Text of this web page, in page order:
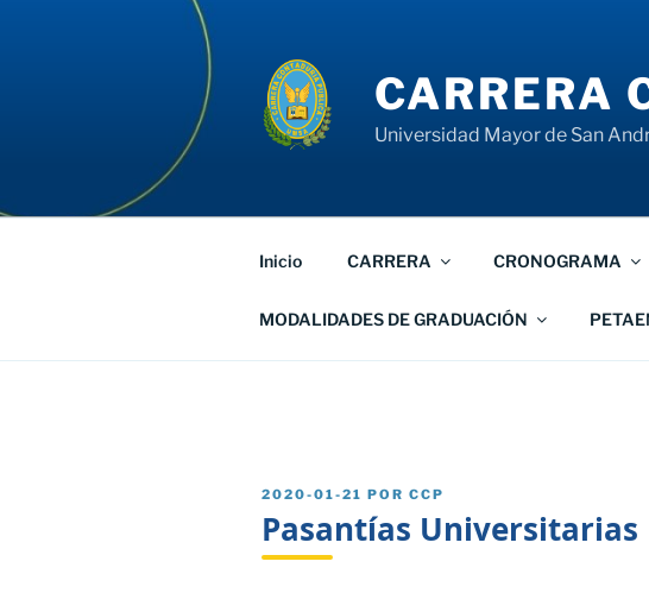
CARRERA
Universidad Mayor de San
Inicio CARRERA CRONOGRAMA
MODALIDADES DE GRADUACIÓN
PUBLICADO
2020-01-21 POR CCP
Pasantías Universitarias